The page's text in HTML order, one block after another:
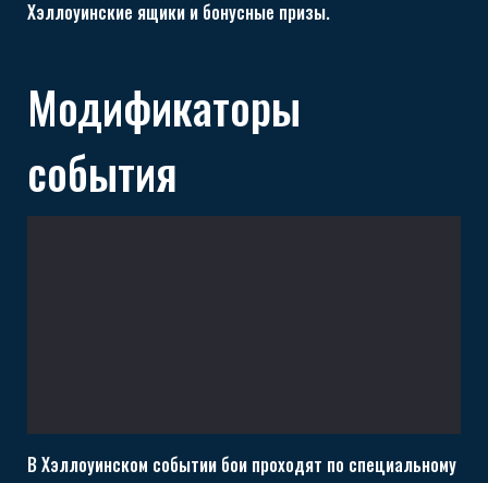
Хэллоуинские ящики и бонусные призы.
Модификаторы
события
В Хэллоуинском событии бои проходят по специальному